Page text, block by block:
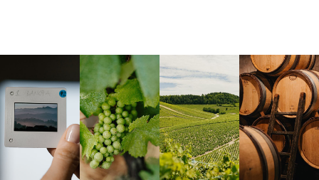
Langa, 1977 Borgogna,
Francia
Borgogna,
Francia
Instagram